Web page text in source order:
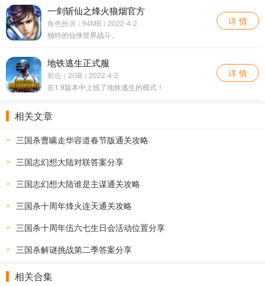
一剑斩仙之烽火狼烟官方
角色扮演 | 94MB | 2022-4-2
独特的仙侠世界战斗。
详 情
地铁逃生正式服
射击 | 2GB | 2022-4-2
在1.9版本中上线了地铁逃生的模式！
详 情
相关文章
三国杀曹瞒走华容道春节版通关攻略
三国志幻想大陆对联答案分享
三国志幻想大陆谁是主谋通关攻略
三国杀十周年烽火连天通关攻略
三国杀十周年伍六七生日会活动位置分享
三国杀解谜挑战第二季答案分享
相关合集